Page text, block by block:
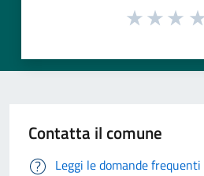
Contatta il comune
Leggi le domande frequenti